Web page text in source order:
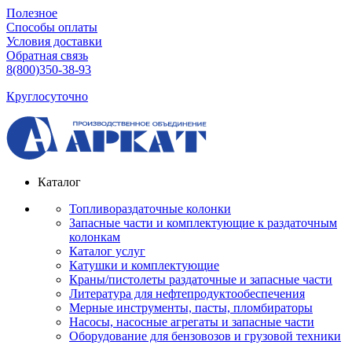
Полезное
Способы оплаты
Условия доставки
Обратная связь
8(800)350-38-93
Круглосуточно
Каталог
Топливораздаточные колонки
Запасные части и комплектующие к раздаточным
колонкам
Каталог услуг
Катушки и комплектующие
Краны/пистолеты раздаточные и запасные части
Литература для нефтепродуктообеспечения
Мерные инструменты, пасты, пломбираторы
Насосы, насосные агрегаты и запасные части
Оборудование для бензовозов и грузовой техники